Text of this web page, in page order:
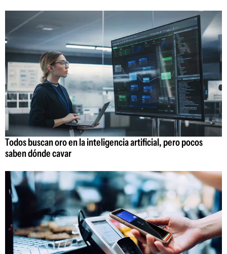
Todos buscan oro en la inteligencia artificial, pero pocos
saben dónde cavar